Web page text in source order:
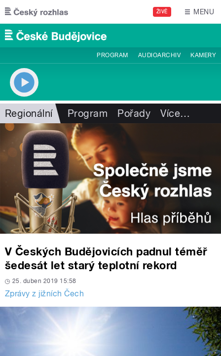
Přejít k hlavnímu obsahu
ŽIVĚ MENU
PROGRAM AUDIOARCHIV KAMERY
Regionální Program Pořady Více…
V Českých Budějovicích padnul téměř
šedesát let starý teplotní rekord
25. duben 2019 15:58
Zprávy z jižních Čech